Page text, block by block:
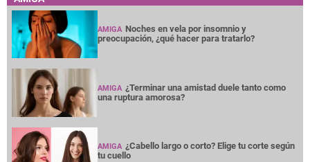
AMIGA Noches en vela por insomnio y
preocupación, ¿qué hacer para tratarlo?
AMIGA ¿Terminar una amistad duele tanto como
una ruptura amorosa?
AMIGA ¿Cabello largo o corto? Elige tu corte según
tu cuello